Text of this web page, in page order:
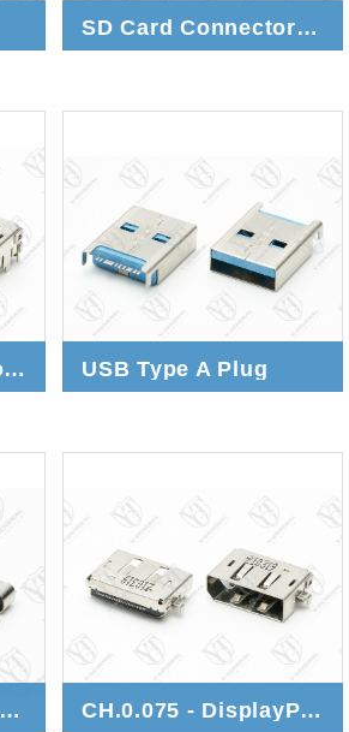
SD Card Connector 8.0 / 8.1
CH.4.13 - DisplayPort 1.4a USB Type A Plug
CH.0.06 - Thunderbolt™ 5 CH.0.075 - DisplayPort 2.1